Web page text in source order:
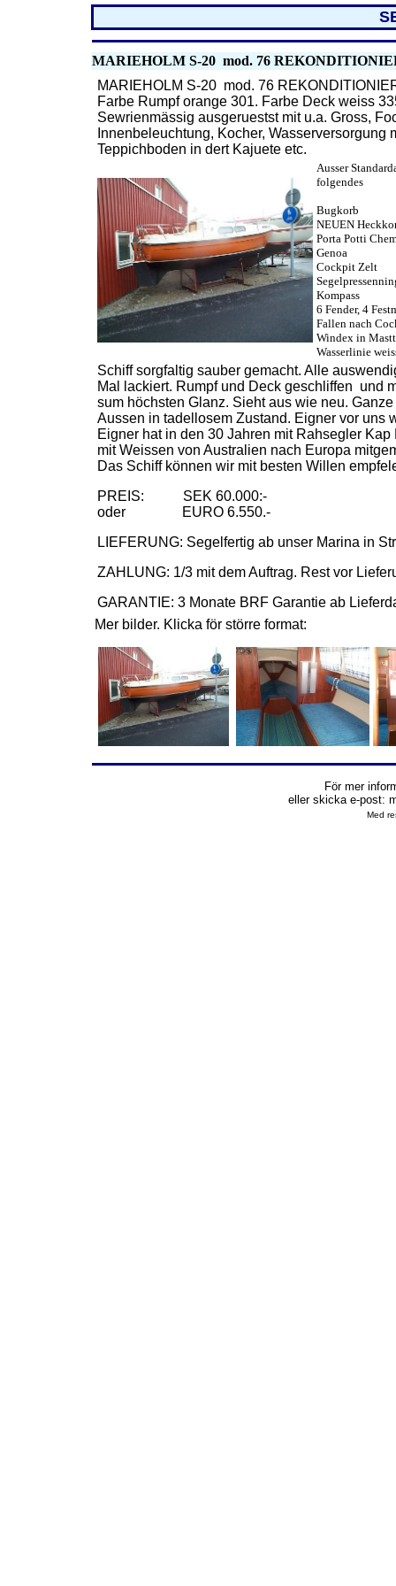
MARIEHOLM S-20 mod. 76
MARIEHOLM S-20 mod. 76
Farbe Rumpf orange 301. Farbe Deck weiss
Sewrienmässig ausgeruestst mit u.a. Gross,
Innenbeleuchtung, Kocher, Wasserversorgung
Teppichboden in dert Kajuete etc.
Ausser
folgendes
Bugkorb
NEUEN
Porta Potti
Genoa
Cockpit Zelt
Kompass
6 Fender, 4
Fallen nach
Windex in
Wasserlinie
Schiff sorgfaltig sauber gemacht. Alle
Mal lackiert. Rumpf und Deck geschliffen und
sum höchsten Glanz. Sieht aus wie neu.
Aussen in tadellosem Zustand. Eigner vor uns
Eigner hat in den 30 Jahren mit Rahsegler Kap
mit Weissen von Australien nach Europa
Das Schiff können wir mit besten Willen
PREIS: SEK 60.000:-
oder EURO 6.550.-
LIEFERUNG: Segelfertig ab unser Marina in
ZAHLUNG: 1/3 mit dem Auftrag. Rest vor
GARANTIE: 3 Monate BRF Garantie ab
Mer bilder. Klicka för större format:
För mer
eller skicka e-post:
Med